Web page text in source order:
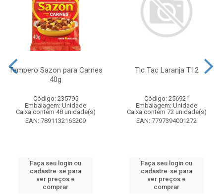
Tempero Sazon para Carnes
40g
Código: 235795
Embalagem: Unidade
Caixa contém 48 unidade(s)
EAN: 7891132165209
Faça seu login ou
cadastre-se para
ver preços e
comprar
Tic Tac Laranja T12
Código: 256921
Embalagem: Unidade
Caixa contém 72 unidade(s)
EAN: 7797394001272
Faça seu login ou
cadastre-se para
ver preços e
comprar